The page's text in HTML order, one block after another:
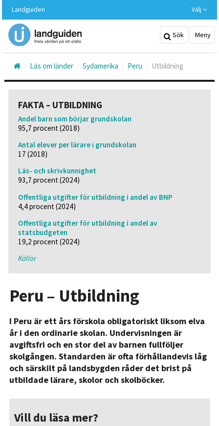
huvudinnehållet
Landguiden Välj
Sök Meny
Läs om länder Sydamerika Peru Utbildning
FAKTA – UTBILDNING
Andel barn som börjar grundskolan
95,7 procent (2018)
Antal elever per lärare i grundskolan
17 (2018)
Läs- och skrivkunnighet
93,7 procent (2024)
Offentliga utgifter för utbildning i andel av BNP
4,4 procent (2024)
Offentliga utgifter för utbildning i andel av
statsbudgeten
19,2 procent (2024)
Källor
Peru – Utbildning
I Peru är ett års förskola obligatoriskt liksom elva
år i den ordinarie skolan. Undervisningen är
avgiftsfri och en stor del av barnen fullföljer
skolgången. Standarden är ofta förhållandevis låg
och särskilt på landsbygden råder det brist på
utbildade lärare, skolor och skolböcker.
Vill du läsa mer?